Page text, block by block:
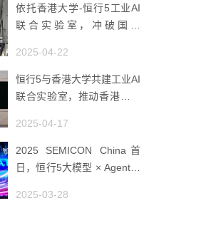
依托香港大学-恒行5工业AI
联合实验室，冲破国产
2025-04-22
恒行5与香港大学共建工业AI
联合实验室，推动香港成为
2025-04-17
2025 SEMICON China首
日，恒行5大模型 × Agent研
潮
2025-03-28